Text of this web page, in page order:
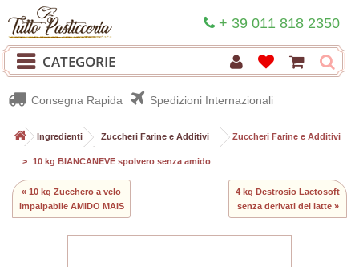
+ 39 011 818 2350
CATEGORIE
Consegna Rapida Spedizioni Internazionali
> Ingredienti >Zuccheri Farine e Additivi > Zuccheri Farine e Additivi
> 10 kg BIANCANEVE spolvero senza amido
« 10 kg Zucchero a velo
impalpabile AMIDO MAIS
4 kg Destrosio Lactosoft
senza derivati del latte »